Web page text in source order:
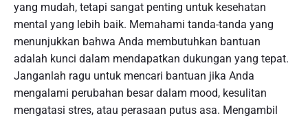
yang mudah, tetapi sangat penting untuk kesehatan
mental yang lebih baik. Memahami tanda-tanda yang
menunjukkan bahwa Anda membutuhkan bantuan
adalah kunci dalam mendapatkan dukungan yang tepat.
Janganlah ragu untuk mencari bantuan jika Anda
mengalami perubahan besar dalam mood, kesulitan
mengatasi stres, atau perasaan putus asa. Mengambil